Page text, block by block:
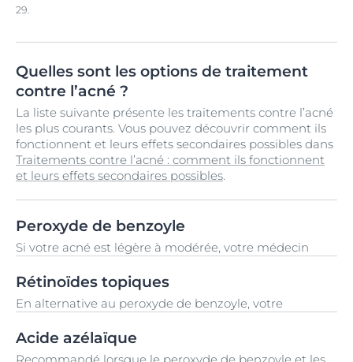
29.
Quelles sont les options de traitement
contre l’acné ?
La liste suivante présente les traitements contre l’acné
les plus courants. Vous pouvez découvrir comment ils
fonctionnent et leurs effets secondaires possibles dans
Traitements contre l’acné : comment ils fonctionnent
et leurs effets secondaires possibles.
Peroxyde de benzoyle
Si votre acné est légère à modérée, votre médecin
premier lieu. Il se présente sous forme de crème ou de
gel que vous appliquez sur les zones concernées et,
dans de nombreux pays, il est disponible sans
Rétinoïdes topiques
En alternative au peroxyde de benzoyle, votre
produit topique est une crème ou un gel que vous
appliquez sur les zones concernées. Un rétinoïde est
Acide azélaïque